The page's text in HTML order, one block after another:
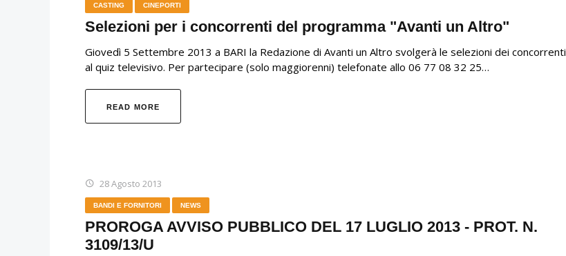
CASTING CINEPORTI
Selezioni per i concorrenti del programma "Avanti un Altro"
Giovedì 5 Settembre 2013 a BARI la Redazione di Avanti un Altro svolgerà le selezioni dei concorrenti
al quiz televisivo. Per partecipare (solo maggiorenni) telefonate allo 06 77 08 32 25…
READ MORE
28 Agosto 2013
BANDI E FORNITORI NEWS
PROROGA AVVISO PUBBLICO DEL 17 LUGLIO 2013 - PROT. N.
3109/13/U